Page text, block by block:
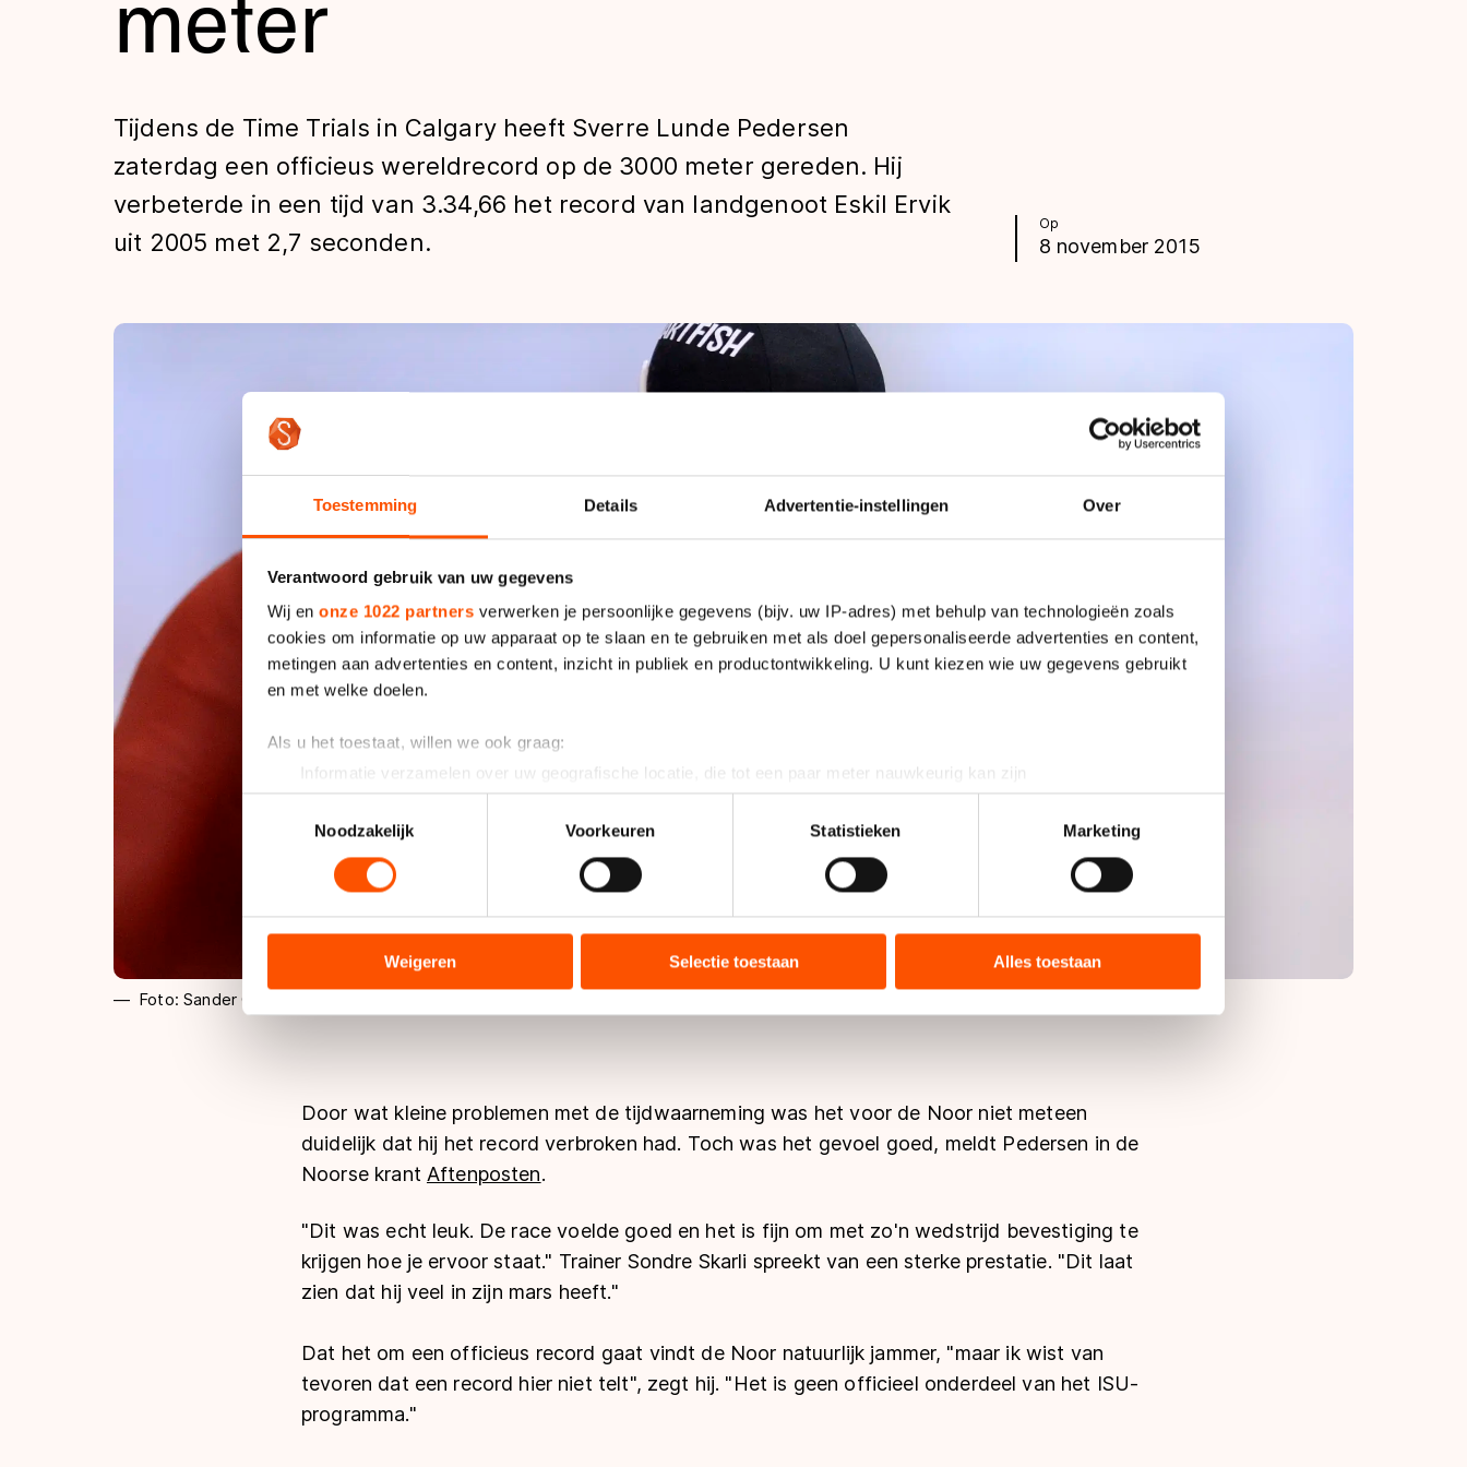
Toestemming Details Advertentie-instellingen Over
Verantwoord gebruik van uw gegevens
Wij en onze 1022 partners verwerken je persoonlijke gegevens (bijv. uw IP-adres) met behulp van technologieën zoals
cookies om informatie op uw apparaat op te slaan en te gebruiken met als doel gepersonaliseerde advertenties en content,
metingen aan advertenties en content, inzicht in publiek en productontwikkeling. U kunt kiezen wie uw gegevens gebruikt
en met welke doelen.
Als u het toestaat, willen we ook graag:
Informatie verzamelen over uw geografische locatie, die tot een paar meter nauwkeurig kan zijn
Uw apparaat identificeren door het actief te scannen op specifieke eigenschappen (fingerprinting)
Lees meer over hoe uw persoonlijke gegevens worden verwerkt en stel uw voorkeuren in het
detailgedeeltein. U kunt uw
toestemming op elk moment wijzigen of intrekken in de Cookieverklaring.
analyseren. We delen informatie over uw gebruik van onze site met onze partners voor social media, advertenties en
analyse. Zij kunnen deze combineren met andere gegevens die u aan hen heeft verstrekt of die zij hebben verzameld via
hun services. Sommige partners kunnen gegevens doorgeven aan landen buiten de EU, zoals de VS, waar mogelijk geen
adequaat beschermingsniveau geldt volgens de GDPR. Door op ‘Toestaan’ te klikken, stemt u in met deze overdracht.
Noodzakelijk
Voorkeuren Statistieken Marketing
Weigeren Selectie toestaan Alles toestaan
Tijden & historie
De weg op
Schaatsfans
Op
8 november 2015
Tijdens de Time Trials in Calgary heeft Sverre Lunde Pedersen
zaterdag een officieus wereldrecord op de 3000 meter gereden. Hij
verbeterde in een tijd van 3.34,66 het record van landgenoot Eskil Ervik
uit 2005 met 2,7 seconden.
Foto: Sander Chamid
Door wat kleine problemen met de tijdwaarneming was het voor de Noor niet meteen
duidelijk dat hij het record verbroken had. Toch was het gevoel goed, meldt Pedersen in de
Noorse krant Aftenposten.
"Dit was echt leuk. De race voelde goed en het is fijn om met zo'n wedstrijd bevestiging te
krijgen hoe je ervoor staat." Trainer Sondre Skarli spreekt van een sterke prestatie. "Dit laat
zien dat hij veel in zijn mars heeft."
Dat het om een officieus record gaat vindt de Noor natuurlijk jammer, "maar ik wist van
tevoren dat een record hier niet telt", zegt hij. "Het is geen officieel onderdeel van het ISU-
programma."